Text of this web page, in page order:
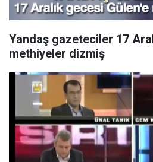
Yandaş gazeteciler 17
methiyeler dizmiş